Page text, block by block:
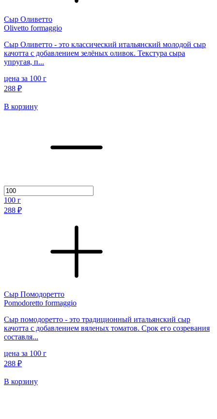
Сыр Оливетто
Olivetto formaggio
Сыр Оливетто - это классический итальянский молодой сыр
качотта с добавлением зелёных оливок. Текстура сыра
упругая, п...
цена за 100 г
288 ₽
В корзину
100 г
288 ₽
Сыр Помодоретто
Pomodoretto formaggio
Сыр помодоретто - это традиционный итальянский сыр
качотта с добавлением вяленых томатов. Срок его созревания
составля...
цена за 100 г
288 ₽
В корзину